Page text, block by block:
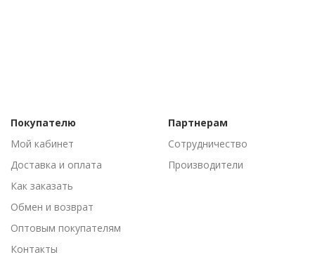
Покупателю
Мой кабинет
Доставка и оплата
Как заказать
Обмен и возврат
Оптовым покупателям
Контакты
Партнерам
Сотрудничество
Производители